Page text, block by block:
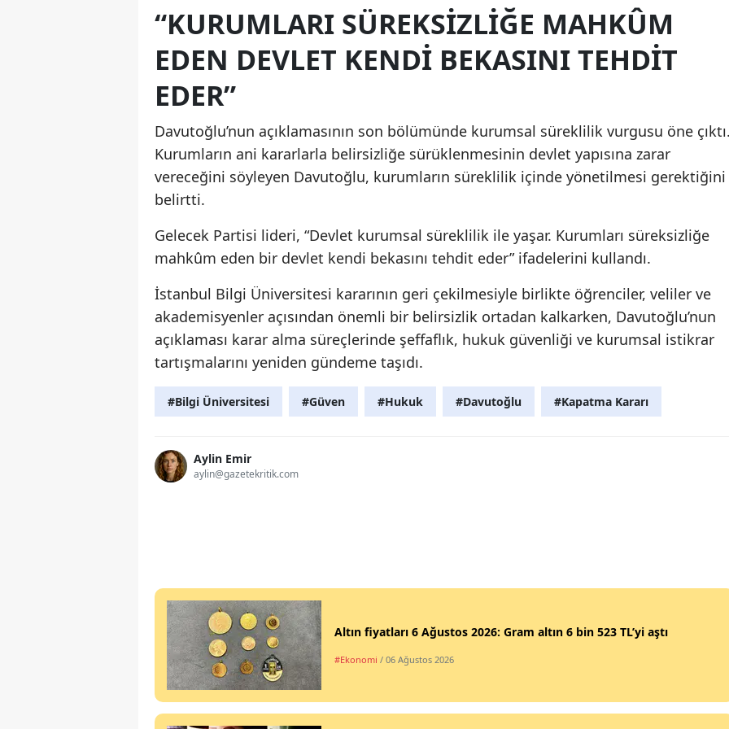
“KURUMLARI SÜREKSIZLIĞE MAHKÛM
EDEN DEVLET KENDI BEKASINI TEHDIT
EDER”
Davutoğlu’nun açıklamasının son bölümünde kurumsal süreklilik vurgusu öne
Kurumların ani kararlarla belirsizliğe sürüklenmesinin devlet yapısına zarar
vereceğini söyleyen Davutoğlu, kurumların süreklilik içinde yönetilmesi gerektiğini
belirtti.
Gelecek Partisi lideri, “Devlet kurumsal süreklilik ile yaşar. Kurumları süreksizliğe
mahkûm eden bir devlet kendi bekasını tehdit eder” ifadelerini kullandı.
İstanbul Bilgi Üniversitesi kararının geri çekilmesiyle birlikte öğrenciler, veliler ve
akademisyenler açısından önemli bir belirsizlik ortadan kalkarken, Davutoğlu’nun
açıklaması karar alma süreçlerinde şeffaflık, hukuk güvenliği ve kurumsal istikrar
tartışmalarını yeniden gündeme taşıdı.
#Bilgi Üniversitesi #Güven #Hukuk #Davutoğlu #Kapatma Kararı
Aylin Emir
aylin@gazetekritik.com
Altın fiyatları 6 Ağustos 2026: Gram altın 6 bin 523 TL’yi aştı
#Ekonomi / 06 Ağustos 2026